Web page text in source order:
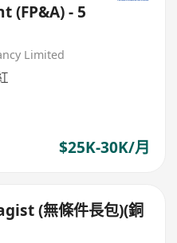
(FP&A) - 5
Limited
$25K-30K/月
(無條件長包)(銅